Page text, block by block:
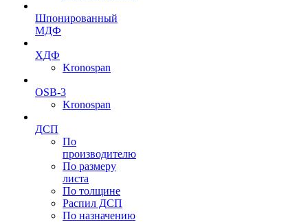
Шпонированный
МДФ
ХДФ
Kronospan
OSB-3
Kronospan
ДСП
По
производителю
По размеру
листа
По толщине
Распил ДСП
По назначению